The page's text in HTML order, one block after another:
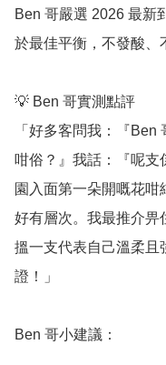
Ben 哥嚴選 2026 最新
於最佳平衡，不發酸、
💡 Ben 哥實測點評
「好多客問我：『
咁俗？』我話：『呢
園入面第一朵開嘅花
好有層次。我最推介畀
搵一支代表自己溫柔且
證！」
Ben 哥小建議：